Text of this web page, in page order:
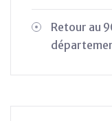
Retour au